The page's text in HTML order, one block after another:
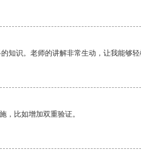
知识。老师的讲解非常生动，让我能够轻
，比如增加双重验证。